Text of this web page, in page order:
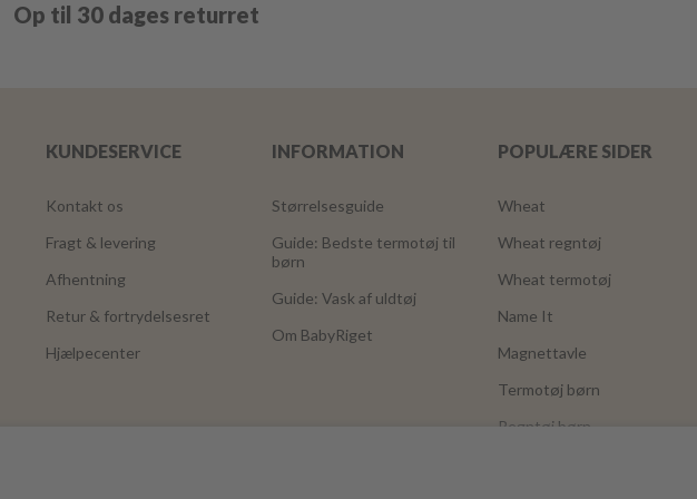
Op til 30 dages returret
KUNDESERVICE
Kontakt os
Fragt & levering
Afhentning
Retur & fortrydelsesret
Hjælpecenter
INFORMATION
Størrelsesguide
Guide: Bedste termotøj til
børn
Guide: Vask af uldtøj
Om BabyRiget
POPULÆRE SIDER
Wheat
Wheat regntøj
Wheat termotøj
Name It
Magnettavle
Termotøj børn
Regntøj børn